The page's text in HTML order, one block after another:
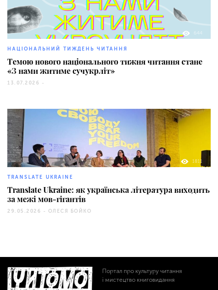
644
НАЦІОНАЛЬНИЙ ТИЖДЕНЬ ЧИТАННЯ
Темою нового національного тижня читання стане
«З нами житиме сучукрліт»
13.07.2026 -
1811
TRANSLATE UKRAINE
Translate Ukraine: як українська література виходить
за межі мов-гігантів
29.05.2026 - ОЛЕСЯ БОЙКО
Портал про культуру читання
і мистецтво книговидання